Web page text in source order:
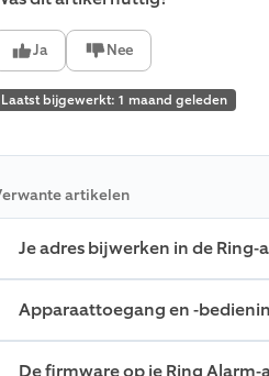
Ja Nee
Laatst bijgewerkt: 1 maand geleden
artikelen
Je adres bijwerken in de Ring-
Apparaattoegang en -
De firmware op je Ring